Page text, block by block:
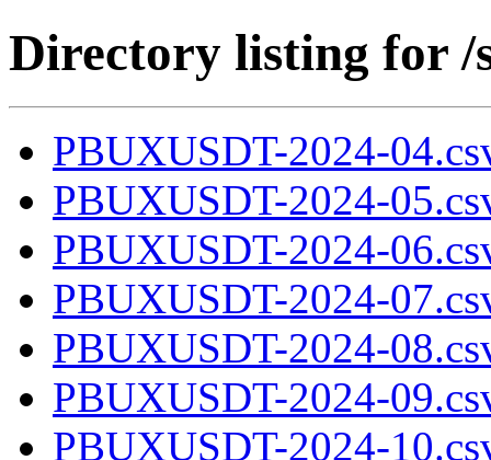
Directory listing for /
PBUXUSDT-2024-
PBUXUSDT-2024-
PBUXUSDT-2024-
PBUXUSDT-2024-
PBUXUSDT-2024-
PBUXUSDT-2024-
PBUXUSDT-2024-